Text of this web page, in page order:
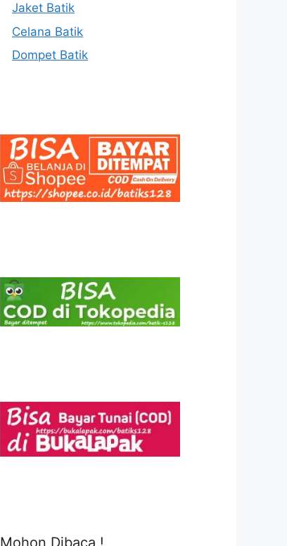
Jaket Batik
Celana Batik
Dompet Batik
Mohon Dibaca !